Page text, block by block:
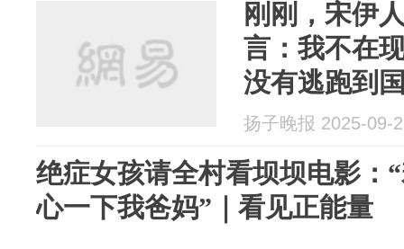
刚刚，宋伊
言：我不在
没有逃跑到
二位老师
扬子晚报 2025-09-
绝症女孩请全村看坝坝电影：
心一下我爸妈”｜看见正能量